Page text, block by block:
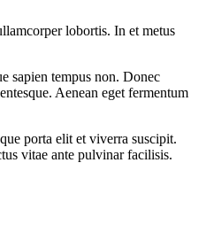
lobortis. In et metus
sapien tempus non. Donec
Aenean eget fermentum
porta elit et viverra suscipit.
vitae ante pulvinar facilisis.